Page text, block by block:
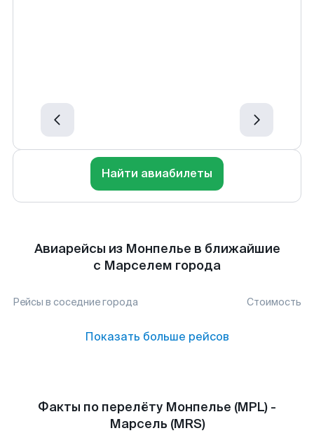
Найти авиабилеты
Авиарейсы из Монпелье в ближайшие
с Марселем города
Рейсы в соседние города Стоимость
Показать больше рейсов
Факты по перелёту Монпелье (MPL) -
Марсель (MRS)